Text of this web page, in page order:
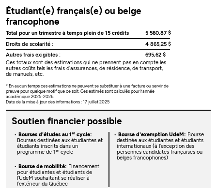
Étudiant(e) français(e) ou belge
francophone
Total pour un trimestre à temps plein de 15 crédits
5 560,87 $
Droits de scolarité :
4 865,25 $
Autres frais exigibles :
695,62 $
Ces totaux sont des estimations qui ne prennent pas en compte les
autres coûts tels les frais d’assurances, de résidence, de transport,
de manuels, etc.
* En aucun temps ces estimations ne peuvent se substituer à une facture ou servir de
preuve pour quelque motif que ce soit. Ces estimés sont calculés pour l’année
académique 2025-2026.
Date de la mise à jour des informations : 17 juillet 2025
Soutien financier possible
Bourses d'études au 1 ercycle:
Bourses destinées aux étudiantes et
étudiants inscrits dans un
programme de 1 ercycle
Bourse d'exemption UdeM: Bourse
destinée aux étudiantes et étudiants
internationaux (à l’exception des
personnes candidates françaises ou
belges francophones)
Bourse de mobilité: Financement
pour étudiantes et étudiants de
l’UdeM souhaitant se réaliser à
l’extérieur du Québec